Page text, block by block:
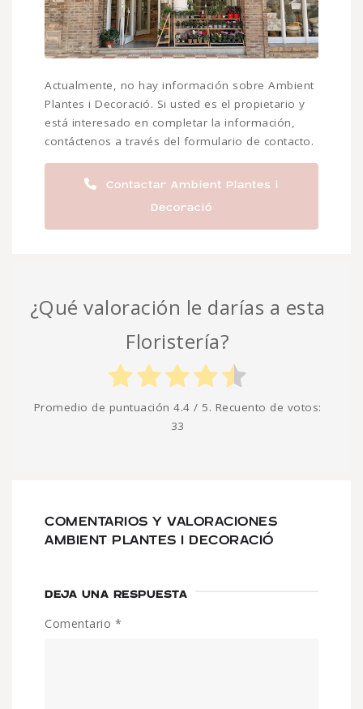
Actualmente, no hay información sobre Ambient
Plantes i Decoració. Si usted es el propietario y
está interesado en completar la información,
contáctenos a través del formulario de contacto.
Contactar Ambient Plantes i
Decoració
¿Qué valoración le darías a esta
Floristería?
Promedio de puntuación 4.4 / 5. Recuento de votos:
33
COMENTARIOS Y VALORACIONES
AMBIENT PLANTES I DECORACIÓ
DEJA UNA RESPUESTA
Comentario *